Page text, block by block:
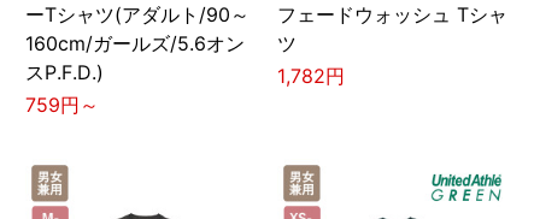
ーTシャツ(アダルト/90～
160cm/ガールズ/5.6オン
スP.F.D.)
759円～
フェードウォッシュ Tシャ
ツ
1,782円